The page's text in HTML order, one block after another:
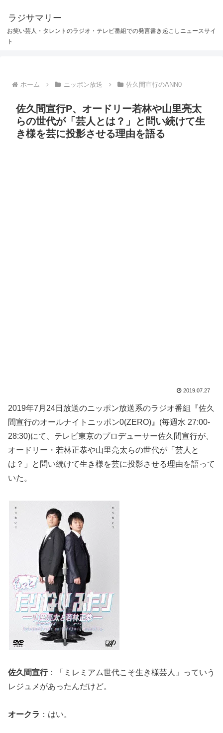
ラジサマリー
お笑い芸人・タレントのラジオ・テレビ番組での発言書き起こしニュースサイ
ト
ホーム ニッポン放送 佐久間宣行のANN0
佐久間宣行P、オードリー若林や山里亮太
らの世代が「芸人とは？」と問い続けて生
き様を芸に投影させる理由を語る
2019.07.27
2019年7月24日放送のニッポン放送系のラジオ番組『佐久
間宣行のオールナイトニッポン0(ZERO)』(毎週水 27:00-
28:30)にて、テレビ東京のプロデューサー佐久間宣行が、
オードリー・若林正恭や山里亮太らの世代が「芸人と
は？」と問い続けて生き様を芸に投影させる理由を語って
いた。
佐久間宣行：「ミレミアム世代こそ生き様芸人」っていう
レジュメがあったんだけど。
オークラ ：はい。